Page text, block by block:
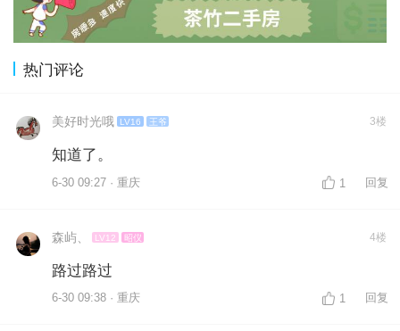
热门评论
美好时光哦 LV16 王爷 3楼
知道了。
6-30 09:27 · 重庆 1 回复
森屿、 LV12 昭仪 4楼
路过路过
6-30 09:38 · 重庆 1 回复